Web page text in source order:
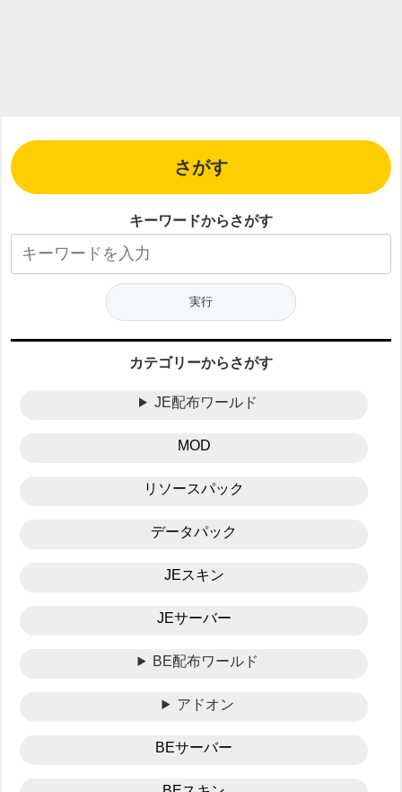
さがす
キーワードからさがす
カテゴリーからさがす
JE配布ワールド
MOD
リソースパック
データパック
JEスキン
JEサーバー
BE配布ワールド
アドオン
BEサーバー